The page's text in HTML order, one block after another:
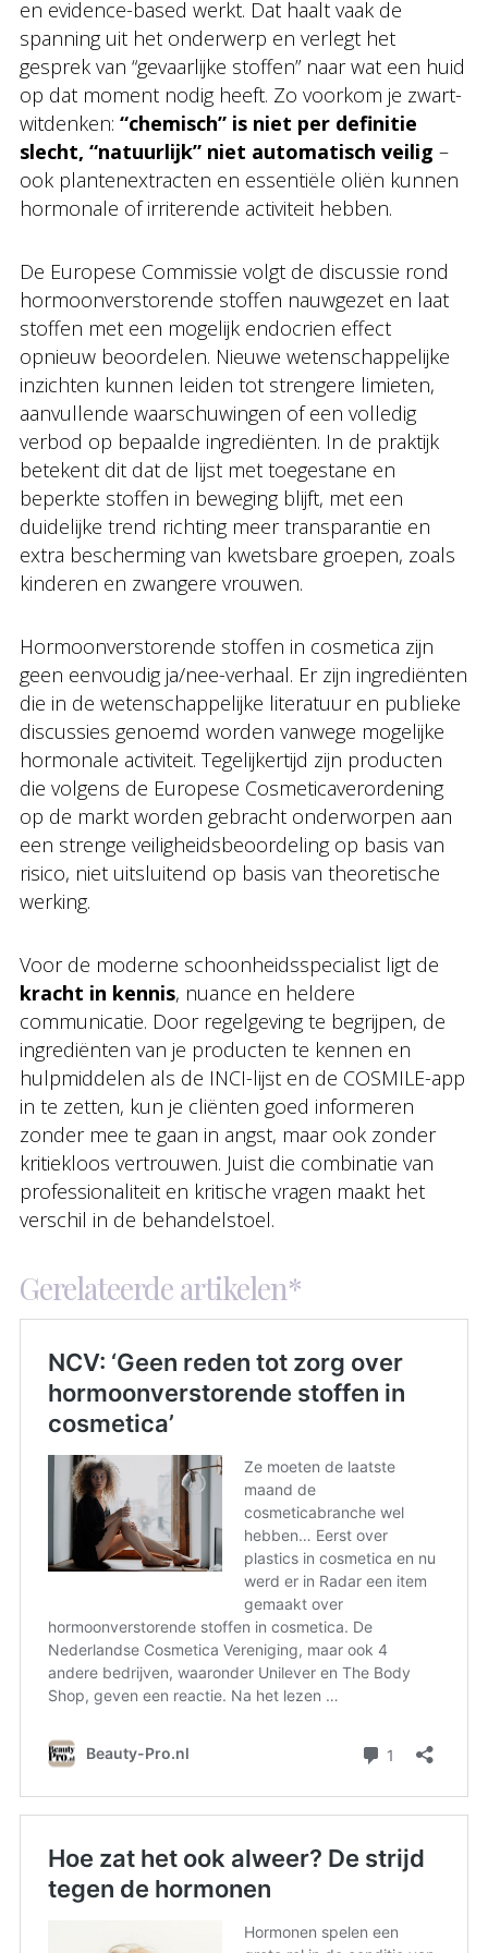
en evidence-based werkt. Dat haalt vaak de
spanning uit het onderwerp en verlegt het
gesprek van “gevaarlijke stoffen” naar wat een huid
op dat moment nodig heeft. Zo voorkom je zwart-
witdenken: “chemisch” is niet per definitie
slecht, “natuurlijk” niet automatisch veilig –
ook plantenextracten en essentiële oliën kunnen
hormonale of irriterende activiteit hebben.
De Europese Commissie volgt de discussie rond
hormoonverstorende stoffen nauwgezet en laat
stoffen met een mogelijk endocrien effect
opnieuw beoordelen. Nieuwe wetenschappelijke
inzichten kunnen leiden tot strengere limieten,
aanvullende waarschuwingen of een volledig
verbod op bepaalde ingrediënten. In de praktijk
betekent dit dat de lijst met toegestane en
beperkte stoffen in beweging blijft, met een
duidelijke trend richting meer transparantie en
extra bescherming van kwetsbare groepen, zoals
kinderen en zwangere vrouwen.
Hormoonverstorende stoffen in cosmetica zijn
geen eenvoudig ja/nee-verhaal. Er zijn ingrediënten
die in de wetenschappelijke literatuur en publieke
discussies genoemd worden vanwege mogelijke
hormonale activiteit. Tegelijkertijd zijn producten
die volgens de Europese Cosmeticaverordening
op de markt worden gebracht onderworpen aan
een strenge veiligheidsbeoordeling op basis van
risico, niet uitsluitend op basis van theoretische
werking.
Voor de moderne schoonheidsspecialist ligt de
kracht in kennis, nuance en heldere
communicatie. Door regelgeving te begrijpen, de
ingrediënten van je producten te kennen en
hulpmiddelen als de INCI-lijst en de COSMILE-app
in te zetten, kun je cliënten goed informeren
zonder mee te gaan in angst, maar ook zonder
kritiekloos vertrouwen. Juist die combinatie van
professionaliteit en kritische vragen maakt het
verschil in de behandelstoel.
Gerelateerde artikelen*